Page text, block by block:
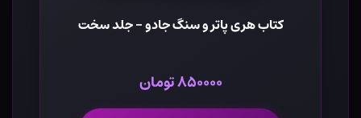
کتاب هری پاتر و سنگ جادو - جلد سخت
۸۵۰۰۰۰ تومان